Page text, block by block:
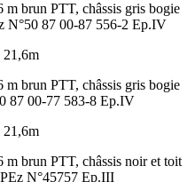
brun PTT, châssis gris bogie
N°50 87 00-87 556-2 Ep.IV
brun PTT, châssis gris bogie
87 00-77 583-8 Ep.IV
brun PTT, châssis noir et toit
N°45757 Ep.III